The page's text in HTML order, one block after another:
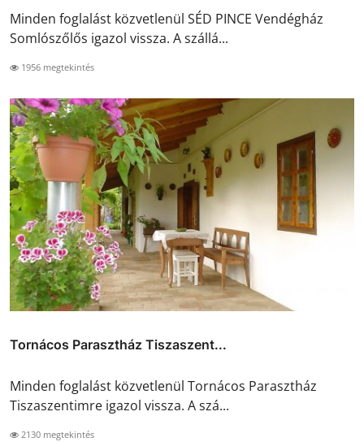
Minden foglalást közvetlenül SÉD PINCE Vendégház
Somlószőlős igazol vissza. A szállá...
1956 megtekintés
Tornácos Parasztház Tiszaszent...
Minden foglalást közvetlenül Tornácos Parasztház
Tiszaszentimre igazol vissza. A szá...
2130 megtekintés